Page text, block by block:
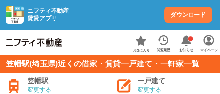
ニフティ不動産
賃貸アプリ
ダウンロード
お気に入り 閲覧履歴 お知らせ マイページ
笠幡駅(埼玉県)近くの借家・賃貸一戸建て・一軒家一覧
笠幡駅
変更する
一戸建て
変更する